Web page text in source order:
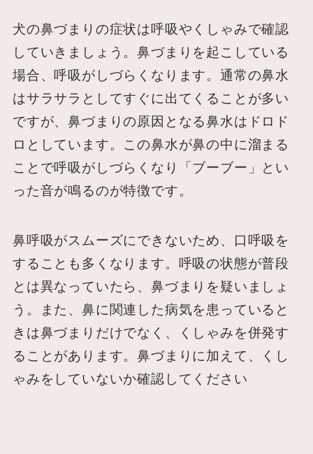
犬の鼻づまりの症状は呼吸やくしゃみで確認
していきましょう。鼻づまりを起こしている
場合、呼吸がしづらくなります。通常の鼻水
はサラサラとしてすぐに出てくることが多い
ですが、鼻づまりの原因となる鼻水はドロド
ロとしています。この鼻水が鼻の中に溜まる
ことで呼吸がしづらくなり「ブーブー」とい
った音が鳴るのが特徴です。
鼻呼吸がスムーズにできないため、口呼吸を
することも多くなります。呼吸の状態が普段
とは異なっていたら、鼻づまりを疑いましょ
う。また、鼻に関連した病気を患っていると
きは鼻づまりだけでなく、くしゃみを併発す
ることがあります。鼻づまりに加えて、くし
ゃみをしていないか確認してください